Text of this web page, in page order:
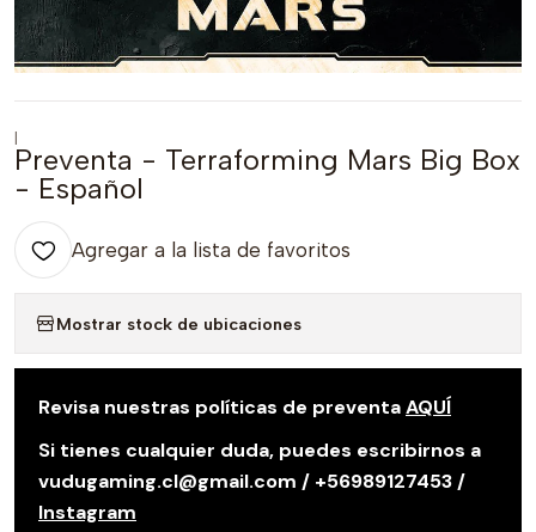
|
Preventa - Terraforming Mars Big Box
- Español
Agregar a la lista de favoritos
Mostrar stock de ubicaciones
Revisa nuestras políticas de preventaAQUÍ
Si tienes cualquier duda, puedes escribirnos a
vudugaming.cl@gmail.com / +56989127453 /
Instagram